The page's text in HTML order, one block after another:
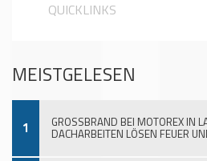
QUICKLINKS
MEISTGELESEN
1 GROSSBRAND BEI MOTOREX IN
DACHARBEITEN LÖSEN FEUER